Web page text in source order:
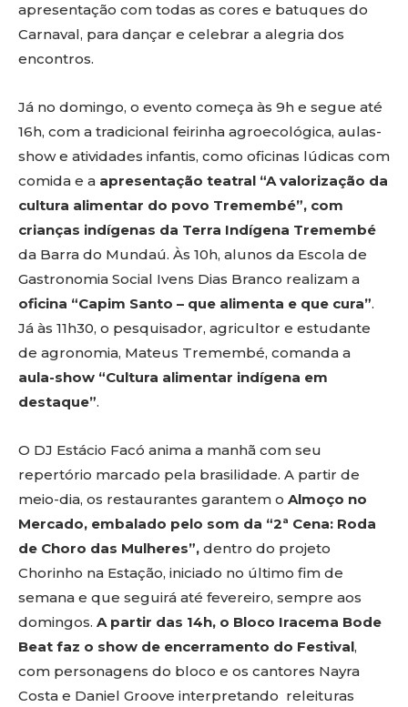
apresentação com todas as cores e batuques do
Carnaval, para dançar e celebrar a alegria dos
encontros.
Já no domingo, o evento começa às 9h e segue até
16h, com a tradicional feirinha agroecológica, aulas-
show e atividades infantis, como oficinas lúdicas com
comida e a apresentação teatral “A valorização da
cultura alimentar do povo Tremembé”, com
crianças indígenas da Terra Indígena Tremembé
da Barra do Mundaú. Às 10h, alunos da Escola de
Gastronomia Social Ivens Dias Branco realizam a
oficina “Capim Santo – que alimenta e que cura”.
Já às 11h30, o pesquisador, agricultor e estudante
de agronomia, Mateus Tremembé, comanda a
aula-show “Cultura alimentar indígena em
destaque”.
O DJ Estácio Facó anima a manhã com seu
repertório marcado pela brasilidade. A partir de
meio-dia, os restaurantes garantem o Almoço no
Mercado, embalado pelo som da “2ª Cena: Roda
de Choro das Mulheres”, dentro do projeto
Chorinho na Estação, iniciado no último fim de
semana e que seguirá até fevereiro, sempre aos
domingos. A partir das 14h, o Bloco Iracema Bode
Beat faz o show de encerramento do Festival,
com personagens do bloco e os cantores Nayra
Costa e Daniel Groove interpretando releituras